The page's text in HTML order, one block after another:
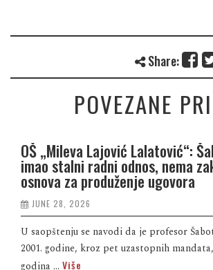
Share:
POVEZANE
OŠ „Mileva Lajović Lalatović“:
imao stalni radni odnos, nema
osnova za produženje ugovora
JUNE 28, 2026
U saopštenju se navodi da je profesor
2001. godine, kroz pet uzastopnih
godina ... Više